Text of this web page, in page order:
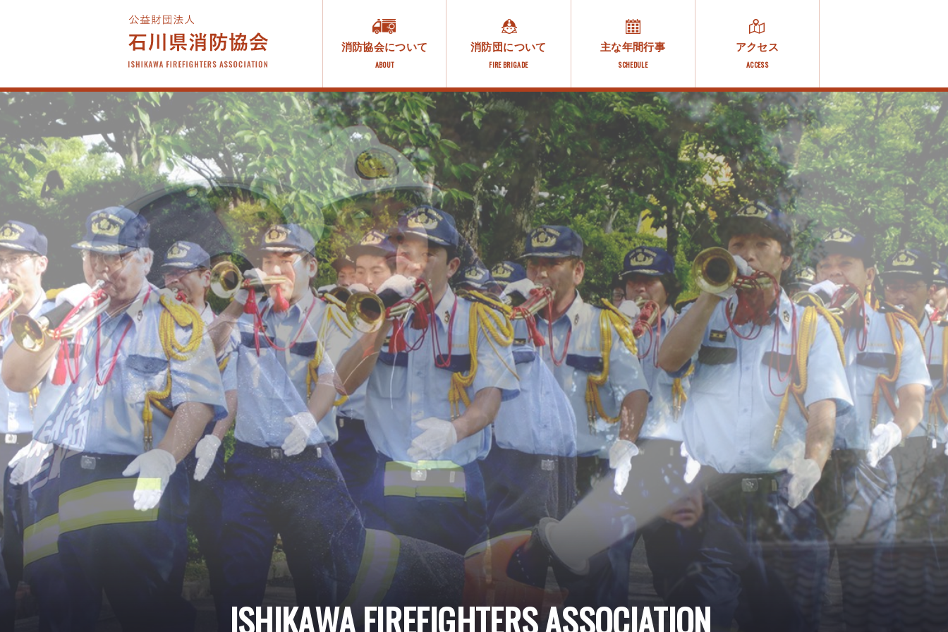
消防協会について
ABOUT
消防団について
FIRE BRIGADE
主な年間行事
SCHEDULE
アクセス
ACCESS
ISHIKAWAFIREFIGHTERSASSOCIATION